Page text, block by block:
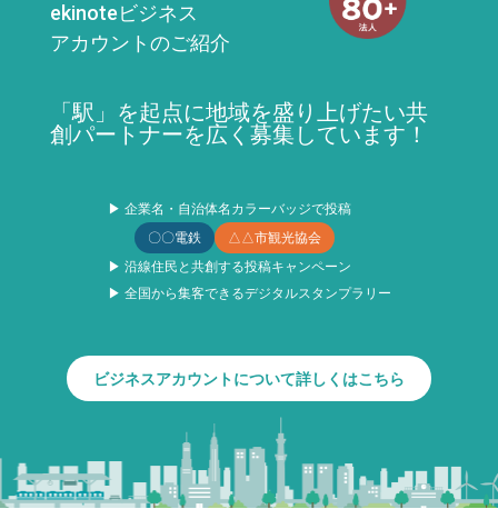
ekinoteビジネス
アカウントのご紹介
「駅」を起点に地域を盛り上げたい共
創パートナーを広く募集しています！
▶ 企業名・自治体名カラーバッジで投稿
〇〇電鉄
△△市観光協会
▶ 沿線住民と共創する投稿キャンペーン
▶ 全国から集客できるデジタルスタンプラリー
ビジネスアカウントについて詳しくはこちら